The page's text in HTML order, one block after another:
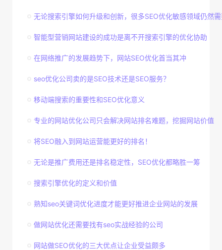
无论搜索引擎如何升级和创新，很多SEO优化敏感领域仍然
智能型营销网站建设的成功是离不开搜索引擎的优化协助
在网络推广的发展趋势下，网站SEO优化首当其冲
seo优化公司卖的是SEO技术还是SEO服务？
移动端搜索的重要性和SEO优化意义
专业的网站优化公司只会解决网站排名难题，挖掘网站价值
将SEO融入到网站运营能更好的排名！
无论是推广费用还是排名稳定性，SEO优化都略胜一筹
搜索引擎优化的定义和价值
熟知seo关键词优化进度才能更好推进企业网站的发展
做网站优化还需要找有seo实战经验的公司
网站做SEO优化的三大优点让企业受益颇多